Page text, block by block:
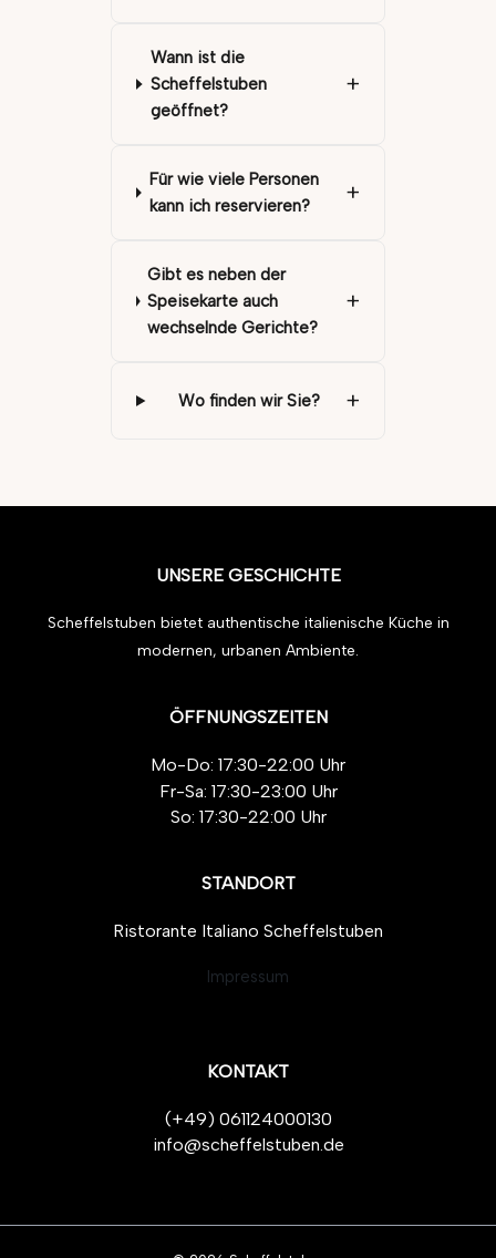
Wann ist die
Scheffelstuben
geöffnet?
+
Für wie viele Personen
kann ich reservieren?
+
Gibt es neben der
Speisekarte auch
wechselnde Gerichte?
+
Wo finden wir Sie? +
UNSERE GESCHICHTE
Scheffelstuben bietet authentische italienische Küche in
modernen, urbanen Ambiente.
ÖFFNUNGSZEITEN
Mo-Do: 17:30-22:00 Uhr
Fr-Sa: 17:30-23:00 Uhr
So: 17:30-22:00 Uhr
STANDORT
Ristorante Italiano Scheffelstuben
Impressum
KONTAKT
(+49) 061124000130
info@scheffelstuben.de